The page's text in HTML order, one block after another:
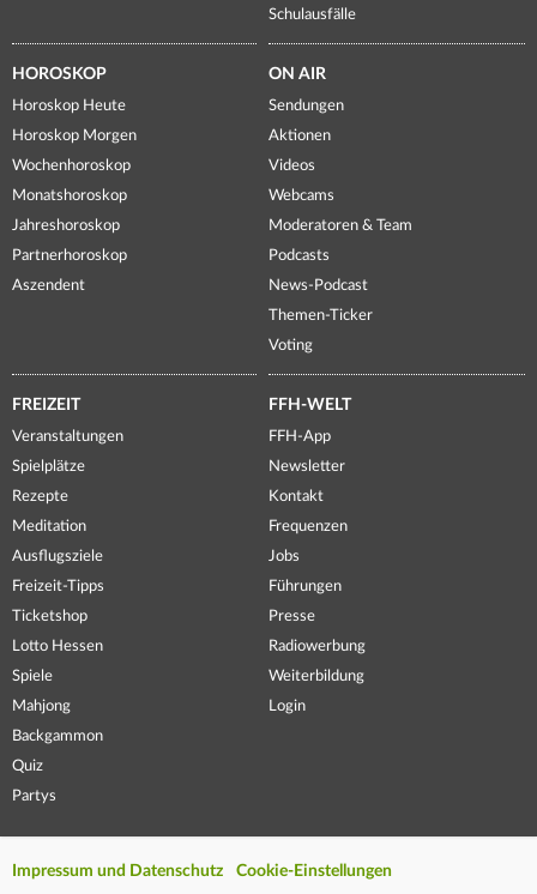
Schulausfälle
HOROSKOP
Horoskop Heute
Horoskop Morgen
Wochenhoroskop
Monatshoroskop
Jahreshoroskop
Partnerhoroskop
Aszendent
ON AIR
Sendungen
Aktionen
Videos
Webcams
Moderatoren & Team
Podcasts
News-Podcast
Themen-Ticker
Voting
FREIZEIT
Veranstaltungen
Spielplätze
Rezepte
Meditation
Ausflugsziele
Freizeit-Tipps
Ticketshop
Lotto Hessen
Spiele
Mahjong
Backgammon
Quiz
Partys
FFH-WELT
FFH-App
Newsletter
Kontakt
Frequenzen
Jobs
Führungen
Presse
Radiowerbung
Weiterbildung
Login
Impressum und Datenschutz Cookie-Einstellungen